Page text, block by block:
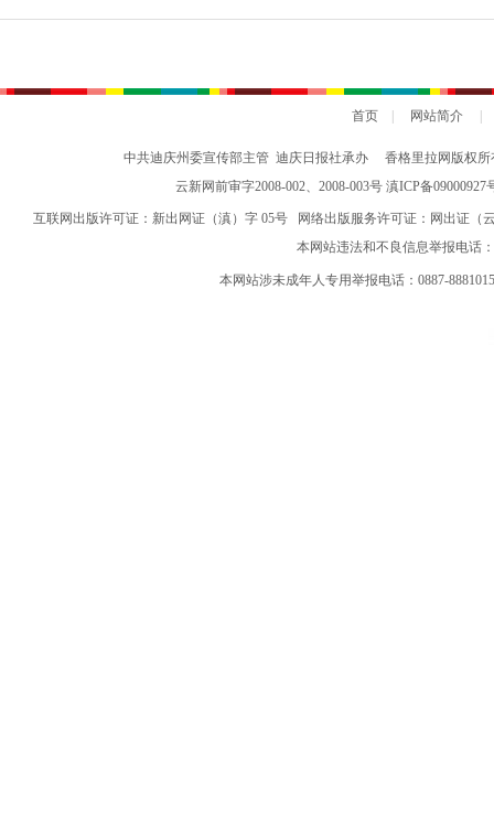
志谈贯彻落实党的二十届四中全会精神